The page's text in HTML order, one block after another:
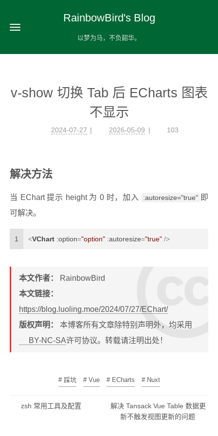
RainbowBird's Blog
以梦为马，不负韶华。
v-show 切换 Tab 后 ECharts 图表
不显示
2024-07-27 2026-05-09 103
解决方法
当 EChart 提示 height 为 0 时，加入 :autoresize="true" 即
可解决。
1 <VChart :option="option" :autoresize="true" />
本文作者：
RainbowBird
本文链接：
https://blog.luoling.moe/2024/07/27/EChart/
版权声明： 本博客所有文章除特别声明外，均采用
BY-NC-SA许可协议。转载请注明出处！
# 踩坑 # Vue # ECharts # Nuxt
zsh 常用工具及配置
解决 Tansack Vue Table 数据更
新不触发视图更新的问题